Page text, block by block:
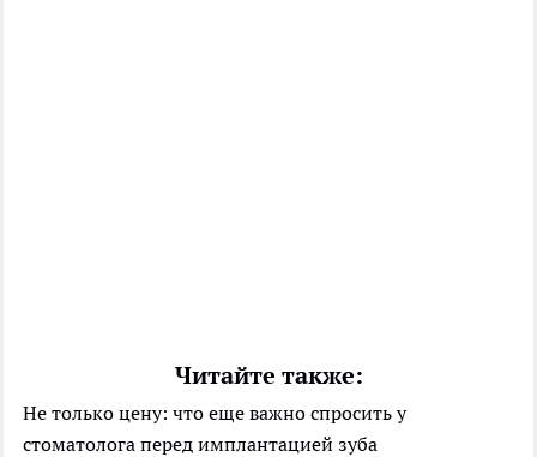
Читайте также:
Не только цену: что еще важно спросить у
стоматолога перед имплантацией зуба